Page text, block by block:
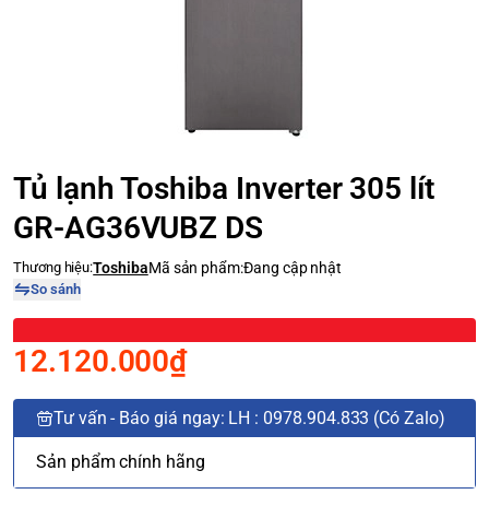
Tủ lạnh Toshiba Inverter 305 lít
GR-AG36VUBZ DS
Thương hiệu:ToshibaMã sản phẩm:Đang cập nhật
So sánh
12.120.000₫
Tư vấn - Báo giá ngay: LH : 0978.904.833 (Có Zalo)
Sản phẩm chính hãng